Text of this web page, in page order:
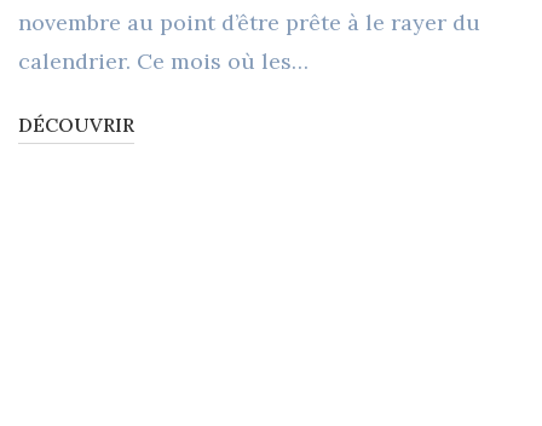
novembre au point d’être prête à le rayer du
calendrier. Ce mois où les…
DÉCOUVRIR